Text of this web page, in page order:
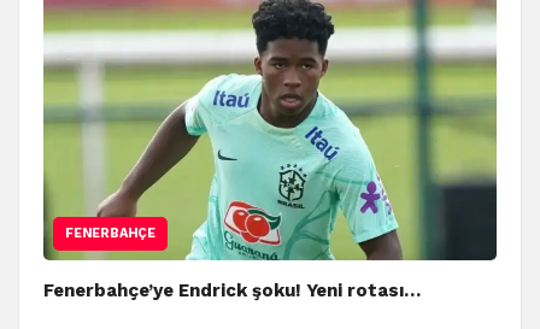
FENERBAHÇE
Fenerbahçe’ye Endrick şoku! Yeni rotası…